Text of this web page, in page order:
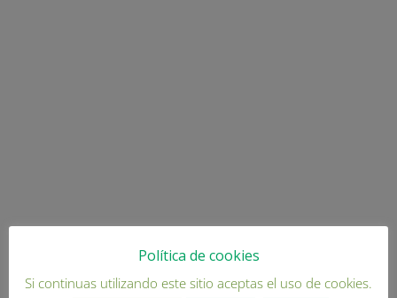
Política de cookies
Si continuas utilizando este sitio aceptas el uso de cookies.